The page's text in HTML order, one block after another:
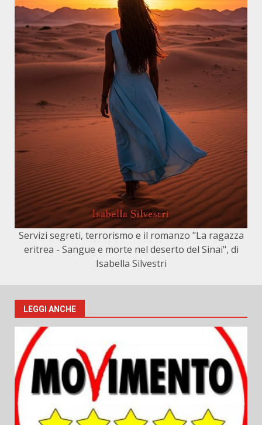
Servizi segreti, terrorismo e il romanzo "La ragazza
eritrea - Sangue e morte nel deserto del Sinai", di
Isabella Silvestri
LEGGI ANCHE